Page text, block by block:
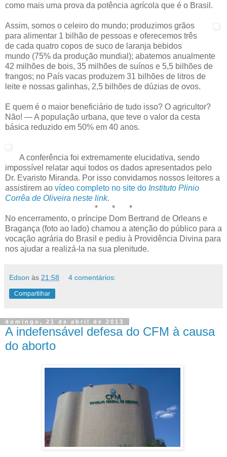
como mais uma prova da potência agrícola que é o Brasil.
Assim, somos o celeiro do mundo; produzimos grãos
para alimentar 1 bilhão de pessoas e oferecemos três
de cada quatro copos de suco de laranja bebidos
mundo (75% da produção mundial); abatemos anualmente
42 milhões de bois, 35 milhões de suínos e 5,5 bilhões de
frangos; no País vacas produzem 31 bilhões de litros de
leite e nossas galinhas, 2,5 bilhões de dúzias de ovos.
E quem é o maior beneficiário de tudo isso? O agricultor?
Não! — A população urbana, que teve o valor da cesta
básica reduzido em 50% em 40 anos.
A conferência foi extremamente elucidativa, sendo
impossível relatar aqui todos os dados apresentados pelo
Dr. Evaristo Miranda. Por isso convidamos nossos leitores a
assistirem ao vídeo completo no site do Instituto Plinio
Corrêa de Oliveira neste link.
* * *
No encerramento, o príncipe Dom Bertrand de Orleans e
Bragança (foto ao lado) chamou a atenção do público para a
vocação agrária do Brasil e pediu à Providência Divina para
nos ajudar a realizá-la na sua plenitude.
Edson às 21:58 4 comentários:
Compartilhar
domingo, 21 de abril de 2013
A indefensável defesa do CFM à causa
do aborto